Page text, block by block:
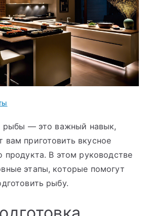
рыбы — это важный навык,
приготовить вкусное
продукта. В этом руководстве
этапы, которые помогут
рыбу.